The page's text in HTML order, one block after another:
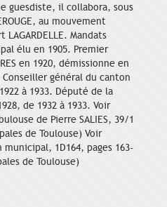
guesdiste, il collabora, sous
au mouvement
Mandats
élu en 1905. Premier
en 1920, démissionne en
général du canton
à 1933. Député de la
de 1932 à 1933. Voir
de Pierre SALIES, 39/1
de Toulouse) Voir
1D164, pages 163-
de Toulouse)